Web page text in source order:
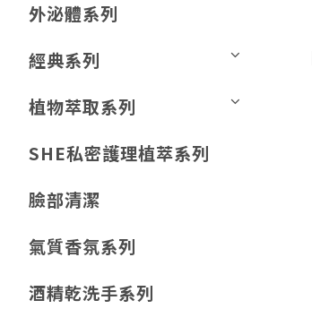
外泌體系列
經典系列
植物萃取系列
SHE私密護理植萃系列
臉部清潔
氣質香氛系列
酒精乾洗手系列